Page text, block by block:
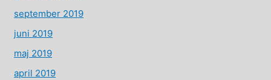
september 2019
juni 2019
maj 2019
april 2019